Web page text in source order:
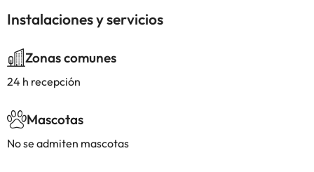
Instalaciones y servicios
Zonas comunes
24 h recepción
Mascotas
No se admiten mascotas